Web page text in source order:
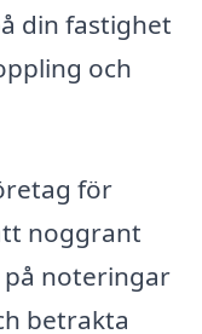
din fastighet
och
för
noggrant
noteringar
betrakta